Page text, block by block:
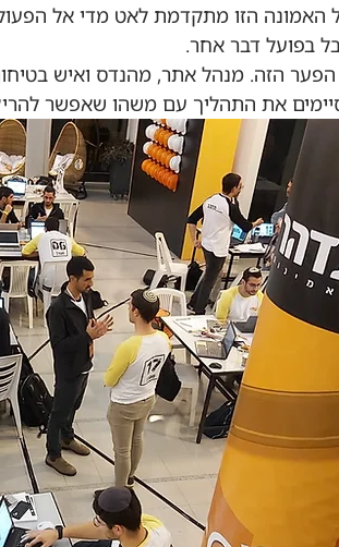
האמונה הזו מתקדמת לאט מדי אל
בפועל דבר אחר.
הזה. מנהל אתר, מהנדס ואיש
את התהליך עם משהו שאפשר